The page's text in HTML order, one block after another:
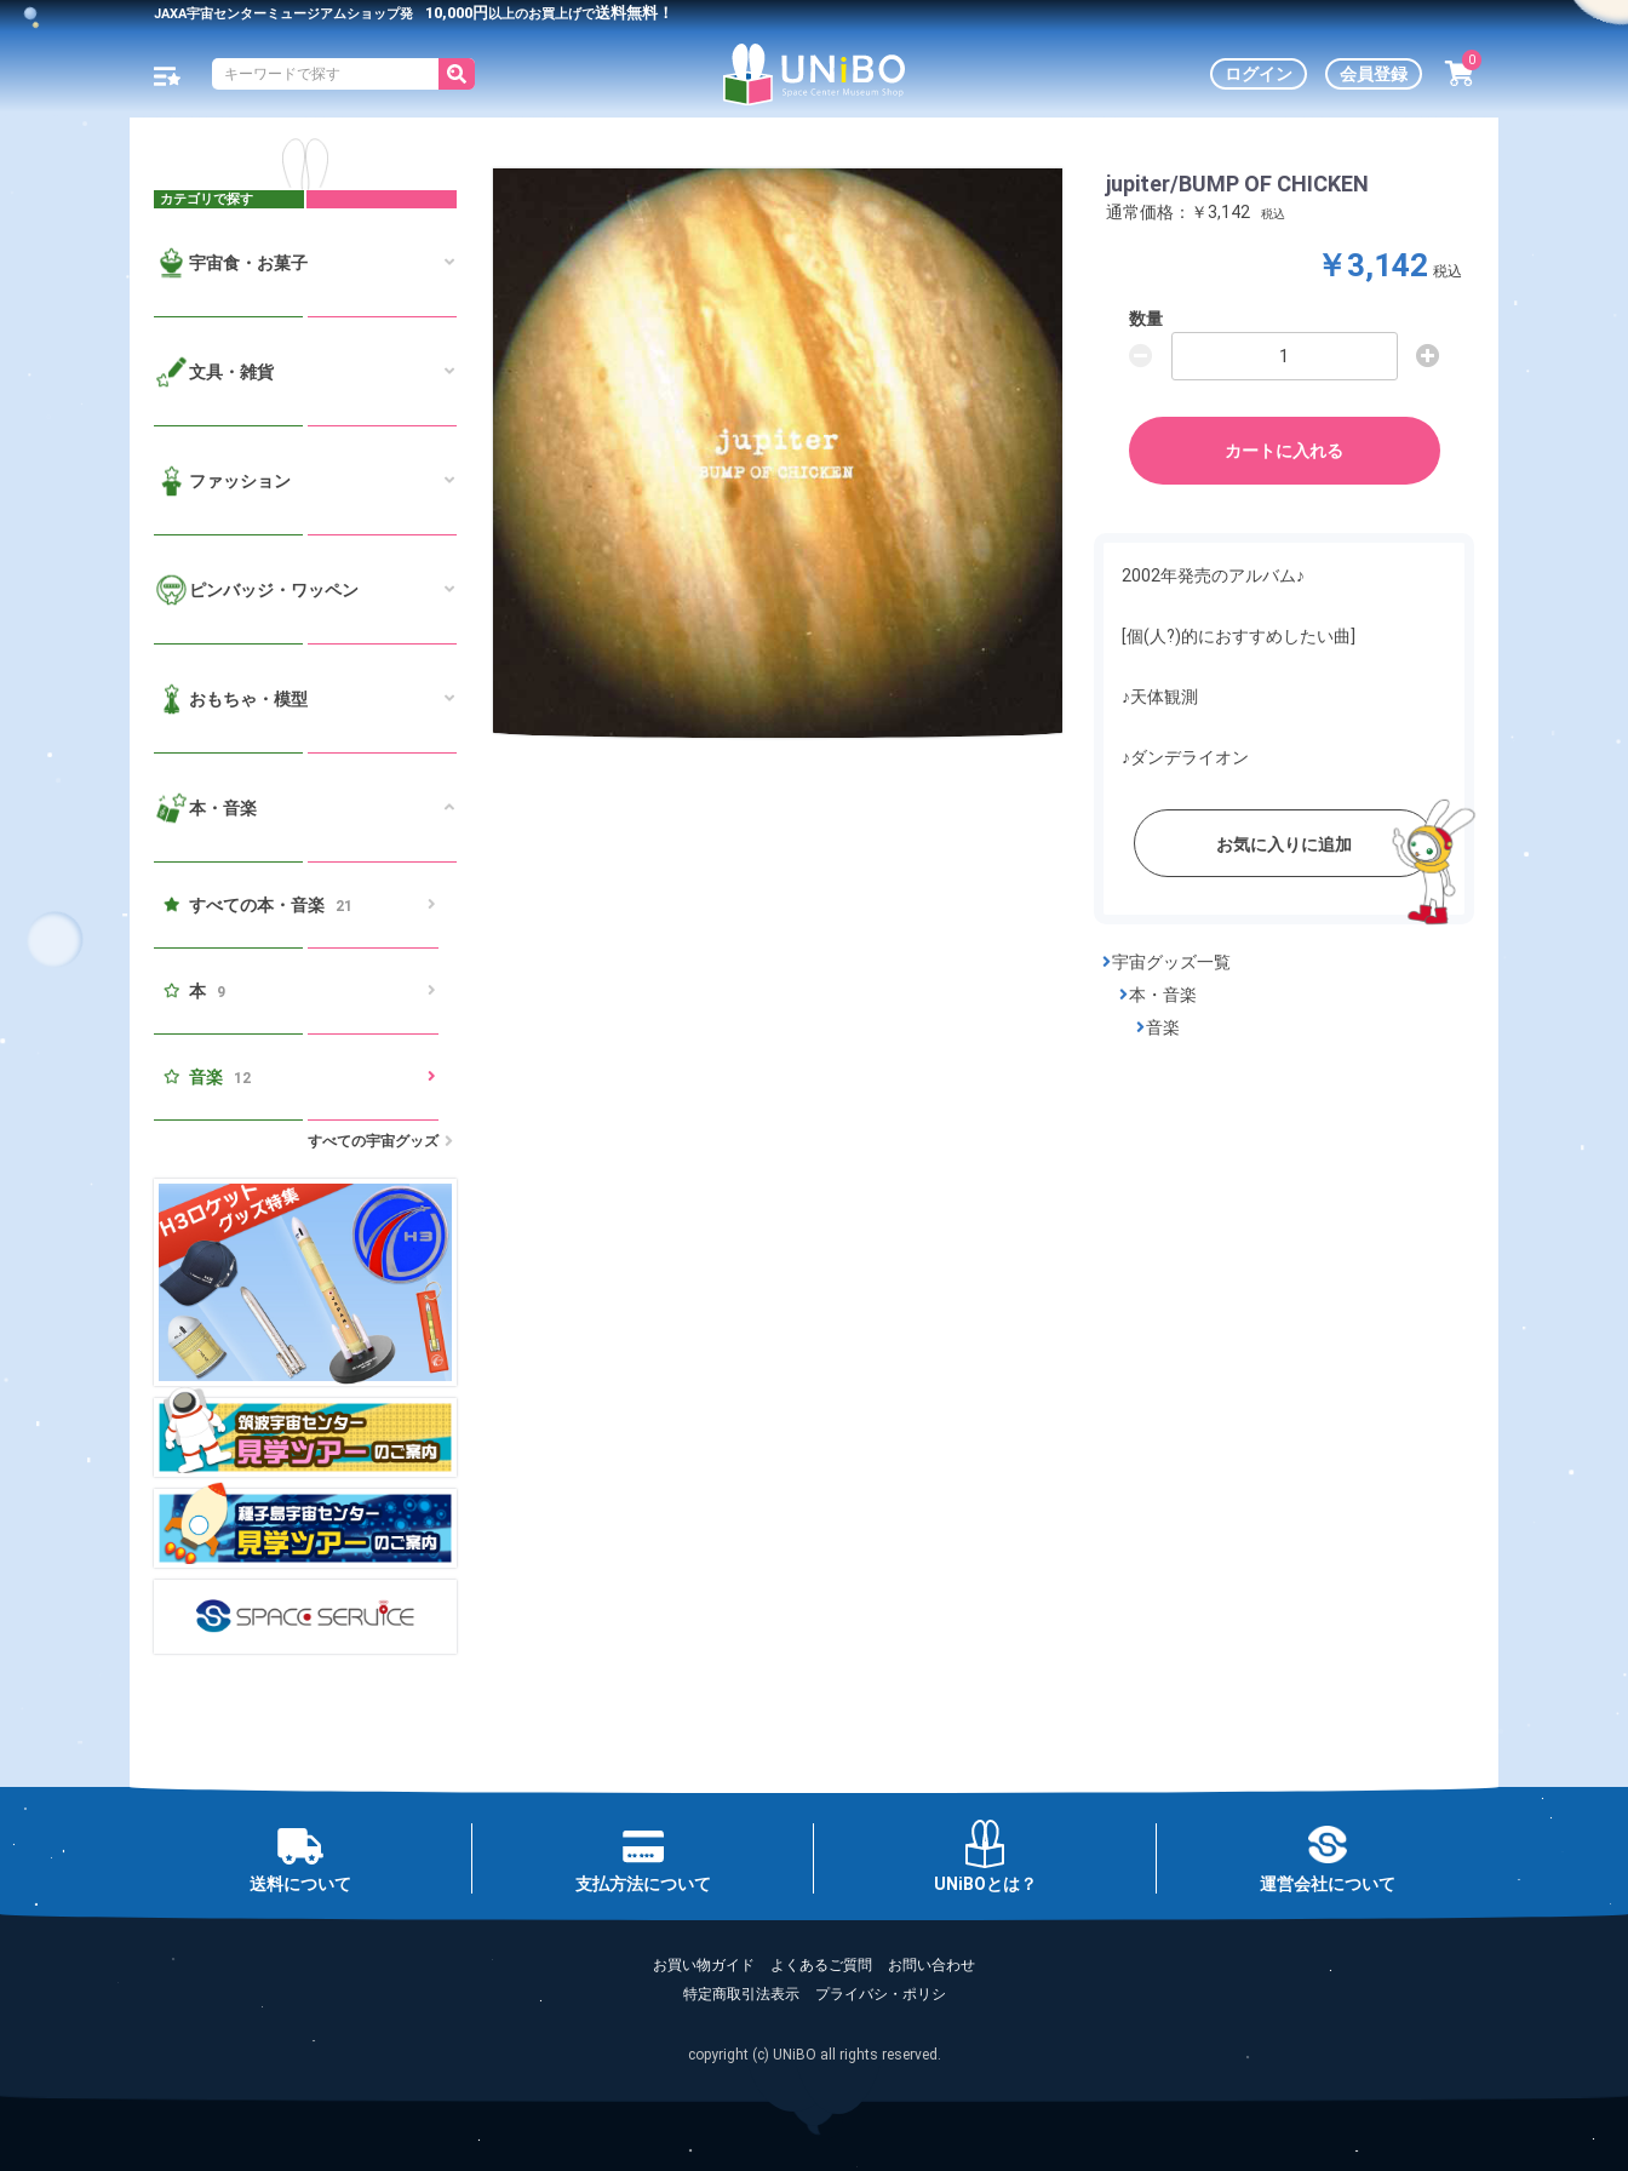
JAXA宇宙センターミュージアムショップ発 10,000円以上のお買上げで送料無料！
ログイン 会員登録
0
カテゴリで探す
宇宙食・お菓子
文具・雑貨
ファッション
ピンバッジ・ワッペン
おもちゃ・模型
本・音楽
すべての本・音楽 21
本 9
音楽 12
すべての宇宙グッズ
jupiter/BUMP OF CHICKEN
通常価格：￥3,142 税込
￥3,142 税込
数量
カートに入れる
2002年発売のアルバム♪
[個(人?)的におすすめしたい曲]
♪天体観測
♪ダンデライオン
お気に入りに追加
宇宙グッズ一覧
本・音楽
音楽
送料について 支払方法について UNiBOとは？ 運営会社について
お買い物ガイド よくあるご質問
お問い合わせ
特定商取引法表示
プライバシ・ポリシ
copyright (c) UNiBO all rights reserved.